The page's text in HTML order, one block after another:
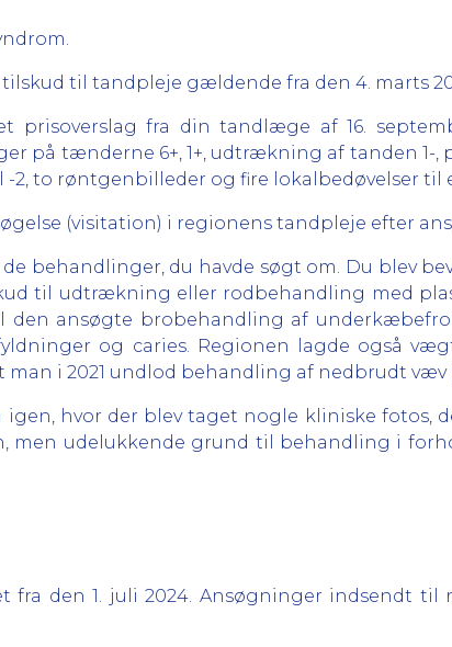
til tandpleje gældende fra den 4. marts
prisoverslag fra din tandlæge af 16.
på tænderne 6+, 1+, udtrækning af tanden 1-
2, to røntgenbilleder og fire lokalbedøvelser til
(visitation) i regionens tandpleje efter
de behandlinger, du havde søgt om. Du blev
til udtrækning eller rodbehandling med
ansøgte brobehandling af
og caries. Regionen lagde også
man i 2021 undlod behandling af nedbrudt væv
hvor der blev taget nogle kliniske fotos,
udelukkende grund til behandling i
den 1. juli 2024. Ansøgninger indsendt til